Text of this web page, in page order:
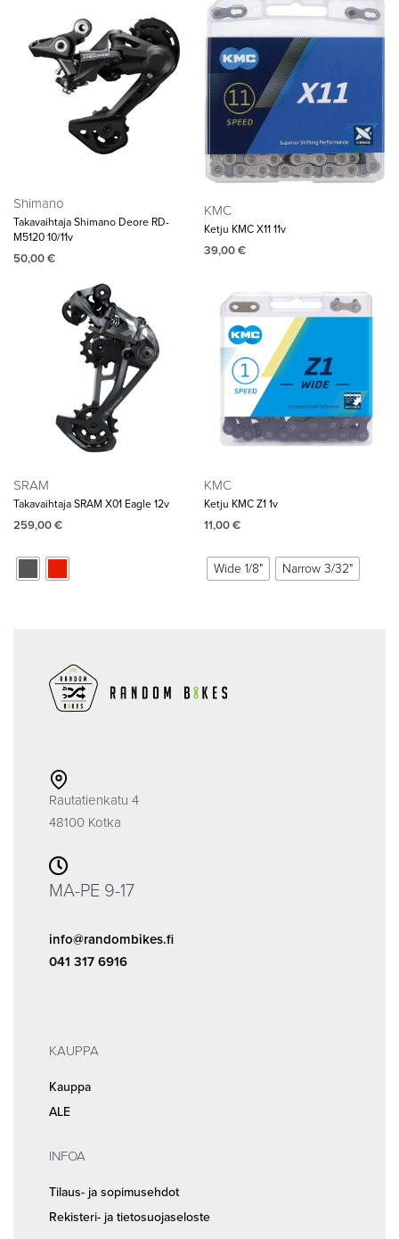
Shimano
Takavaihtaja Shimano Deore RD-
M5120 10/11v
50,00€
KMC
Ketju KMC X11 11v
39,00€
SRAM
Takavaihtaja SRAM X01 Eagle 12v
259,00€
KMC
Ketju KMC Z1 1v
11,00€
Wide 1/8" Narrow 3/32"
Rautatienkatu 4
48100 Kotka
MA-PE 9-17
info@randombikes.fi
041 317 6916
KAUPPA
Kauppa
ALE
INFOA
Tilaus- ja sopimusehdot
Rekisteri- ja tietosuojaseloste